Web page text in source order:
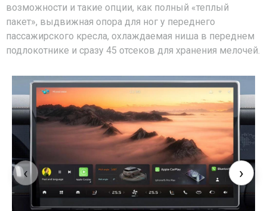
возможности и такие опции, как полный «теплый
пакет», выдвижная опора для ног у переднего
пассажирского кресла, охлаждаемая ниша в переднем
подлокотнике и сразу 45 отсеков для хранения мелочей.
‹ ›